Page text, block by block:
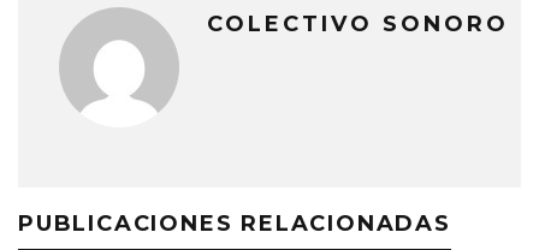
COLECTIVO SONORO
PUBLICACIONES RELACIONADAS